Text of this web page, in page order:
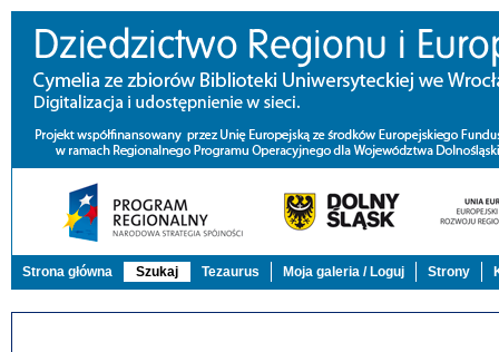
Strona główna Szukaj Tezaurus Moja galeria / Loguj Strony